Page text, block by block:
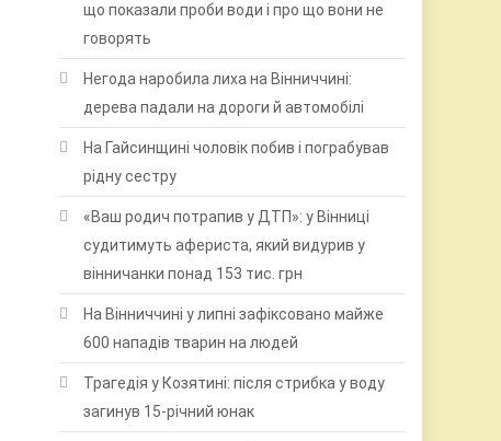
що показали проби води і про що вони не
говорять
Негода наробила лиха на Вінниччині:
дерева падали на дороги й автомобілі
На Гайсинщині чоловік побив і пограбував
рідну сестру
«Ваш родич потрапив у ДТП»: у Вінниці
судитимуть афериста, який видурив у
вінничанки понад 153 тис. грн
На Вінниччині у липні зафіксовано майже
600 нападів тварин на людей
Трагедія у Козятині: після стрибка у воду
загинув 15-річний юнак